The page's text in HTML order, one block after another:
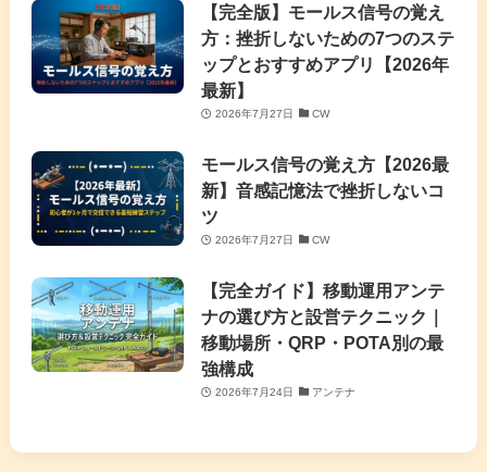
【完全版】モールス信号の覚え
方：挫折しないための7つのステ
ップとおすすめアプリ【2026年
最新】
2026年7月27日 CW
モールス信号の覚え方【2026最
新】音感記憶法で挫折しないコ
ツ
2026年7月27日 CW
【完全ガイド】移動運用アンテ
ナの選び方と設営テクニック｜
移動場所・QRP・POTA別の最
強構成
2026年7月24日 アンテナ